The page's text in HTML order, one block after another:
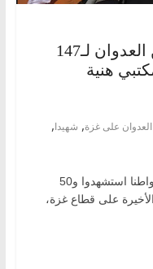
ارتفاع حصيلة ضحايا غزة من العدوان لـ147
هنية
العدوان على غزة, شهيدا,
قالت وزارة الصحة الفلسطينية إن 23 مواطنا استشهدوا و50
على قطاع غزة،